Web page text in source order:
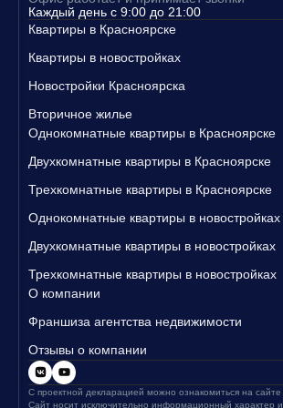
Каждый день с 9:00 до 21:00
Квартиры в Красноярске
Квартиры в новостройках
Новостройки Красноярска
Вторичное жилье
Однокомнатные квартиры в Красноярске
Двухкомнатные квартиры в Красноярске
Трехкомнатные квартиры в Красноярске
Однокомнатные квартиры в новостройках
Двухкомнатные квартиры в новостройках
Трехкомнатные квартиры в новостройках
О компании
Франшиза агентства недвижимости
Отзывы о компании
С проектной декларацией можно ознакомиться на сайте
Сайт носит исключительно информационный характер и